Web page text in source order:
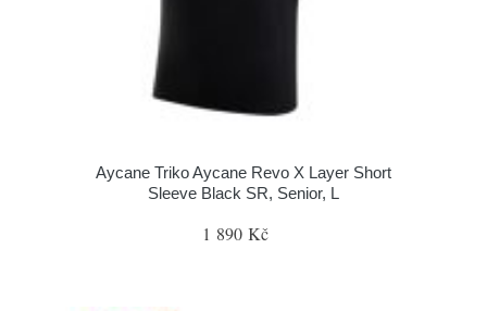
Aycane Triko Aycane Revo X Layer Short
Sleeve Black SR, Senior, L
1 890 Kč